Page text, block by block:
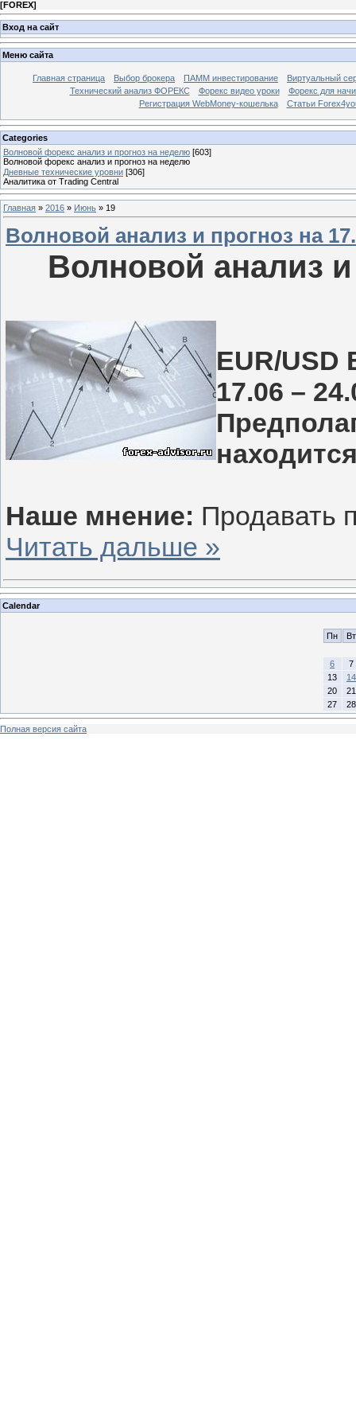
[FOREX]
Вход на сайт
Меню сайта
Главная страница Выбор брокера ПАММ инвестирование
Виртуальный
Технический анализ ФОРЕКС
Форекс видео уроки
Форекс для
Регистрация WebMoney-кошелька
Статьи
Categories
Волновой форекс анализ и прогноз на неделю [603]
Волновой форекс анализ и прогноз на неделю
Дневные технические уровни [306]
Аналитика от Trading Central
Главная » 2016 » Июнь » 19
Волновой анализ и прогноз на
Волновой анализ и
EUR/USD
17.06 –
Наше мнение: Продавать
Читать дальше »
Calendar
Пн Вт
6
7
13
14
20
21
27
28
Полная версия сайта